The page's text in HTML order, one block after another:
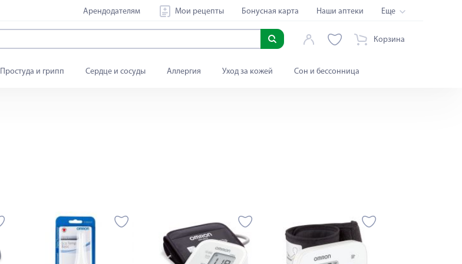
Арендодателям Мои рецепты Бонусная карта Наши аптеки Еще
Корзина
Простуда и грипп Сердце и сосуды Аллергия Уход за кожей Сон и бессонница